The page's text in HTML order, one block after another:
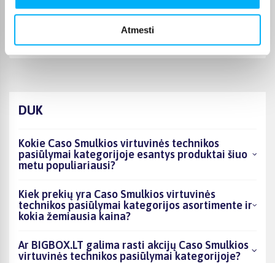
Atmesti
Eduardas S.
Ok
DUK
Kokie Caso Smulkios virtuvinės technikos
pasiūlymai kategorijoje esantys produktai šiuo
metu populiariausi?
Kiek prekių yra Caso Smulkios virtuvinės
technikos pasiūlymai kategorijos asortimente ir
kokia žemiausia kaina?
Ar BIGBOX.LT galima rasti akcijų Caso Smulkios
virtuvinės technikos pasiūlymai kategorijoje?